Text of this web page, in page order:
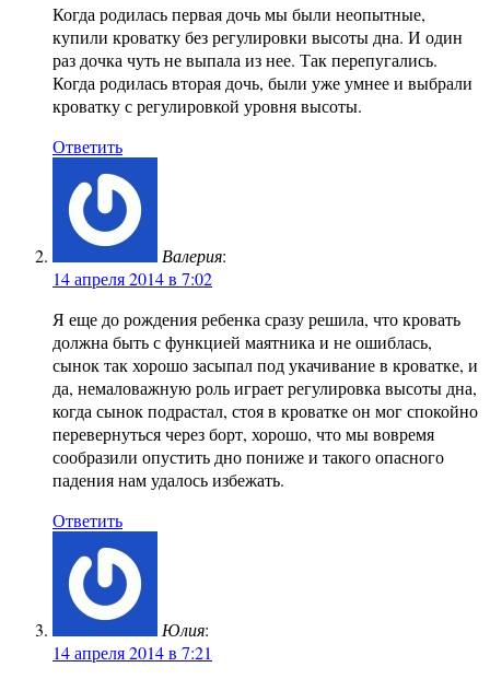
Когда родилась первая дочь мы были неопытные,
купили кроватку без регулировки высоты дна. И один
раз дочка чуть не выпала из нее. Так перепугались.
Когда родилась вторая дочь, были уже умнее и выбрали
кроватку с регулировкой уровня высоты.
Ответить
Валерия:
14 апреля 2014 в 7:02
Я еще до рождения ребенка сразу решила, что кровать
должна быть с функцией маятника и не ошиблась,
сынок так хорошо засыпал под укачивание в кроватке, и
да, немаловажную роль играет регулировка высоты дна,
когда сынок подрастал, стоя в кроватке он мог спокойно
перевернуться через борт, хорошо, что мы вовремя
сообразили опустить дно пониже и такого опасного
падения нам удалось избежать.
Ответить
Юлия:
14 апреля 2014 в 7:21